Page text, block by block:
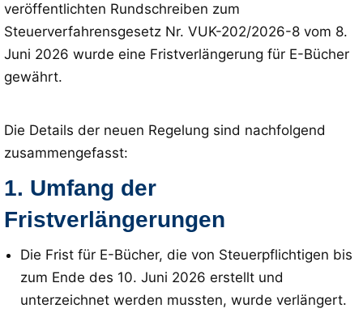
veröffentlichten Rundschreiben zum
Steuerverfahrensgesetz Nr. VUK-202/2026-8 vom 8.
Juni 2026 wurde eine Fristverlängerung für E-Bücher
gewährt.
Die Details der neuen Regelung sind nachfolgend
zusammengefasst:
1. Umfang der
Fristverlängerungen
Die Frist für E-Bücher, die von Steuerpflichtigen bis
zum Ende des 10. Juni 2026 erstellt und
unterzeichnet werden mussten, wurde verlängert.